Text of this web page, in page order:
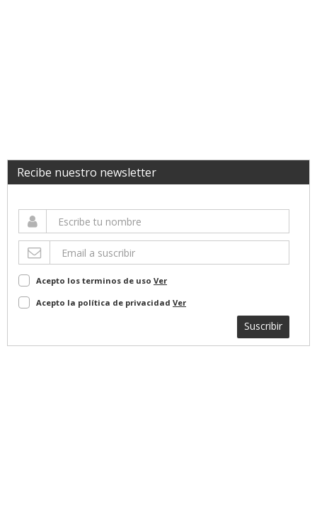
Recibe nuestro newsletter
Acepto los terminos de uso Ver
Acepto la política de privacidad Ver
Suscribir